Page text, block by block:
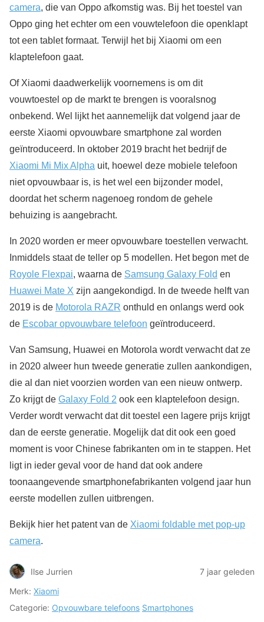
camera, die van Oppo afkomstig was. Bij het toestel van
Oppo ging het echter om een vouwtelefoon die openklapt
tot een tablet formaat. Terwijl het bij Xiaomi om een
klaptelefoon gaat.
Of Xiaomi daadwerkelijk voornemens is om dit
vouwtoestel op de markt te brengen is vooralsnog
onbekend. Wel lijkt het aannemelijk dat volgend jaar de
eerste Xiaomi opvouwbare smartphone zal worden
geïntroduceerd. In oktober 2019 bracht het bedrijf de
Xiaomi Mi Mix Alpha uit, hoewel deze mobiele telefoon
niet opvouwbaar is, is het wel een bijzonder model,
doordat het scherm nagenoeg rondom de gehele
behuizing is aangebracht.
In 2020 worden er meer opvouwbare toestellen verwacht.
Inmiddels staat de teller op 5 modellen. Het begon met de
Royole Flexpai, waarna de Samsung Galaxy Fold en
Huawei Mate X zijn aangekondigd. In de tweede helft van
2019 is de Motorola RAZR onthuld en onlangs werd ook
de Escobar opvouwbare telefoon geïntroduceerd.
Van Samsung, Huawei en Motorola wordt verwacht dat ze
in 2020 alweer hun tweede generatie zullen aankondigen,
die al dan niet voorzien worden van een nieuw ontwerp.
Zo krijgt de Galaxy Fold 2 ook een klaptelefoon design.
Verder wordt verwacht dat dit toestel een lagere prijs krijgt
dan de eerste generatie. Mogelijk dat dit ook een goed
moment is voor Chinese fabrikanten om in te stappen. Het
ligt in ieder geval voor de hand dat ook andere
toonaangevende smartphonefabrikanten volgend jaar hun
eerste modellen zullen uitbrengen.
Bekijk hier het patent van de Xiaomi foldable met pop-up
camera.
Ilse Jurrien
7 jaar geleden
Merk: Xiaomi
Categorie: Opvouwbare telefoons Smartphones